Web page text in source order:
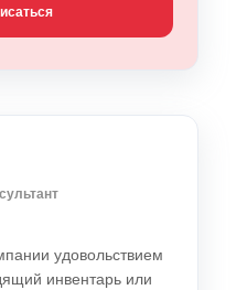
удовольствием
инвентарь или